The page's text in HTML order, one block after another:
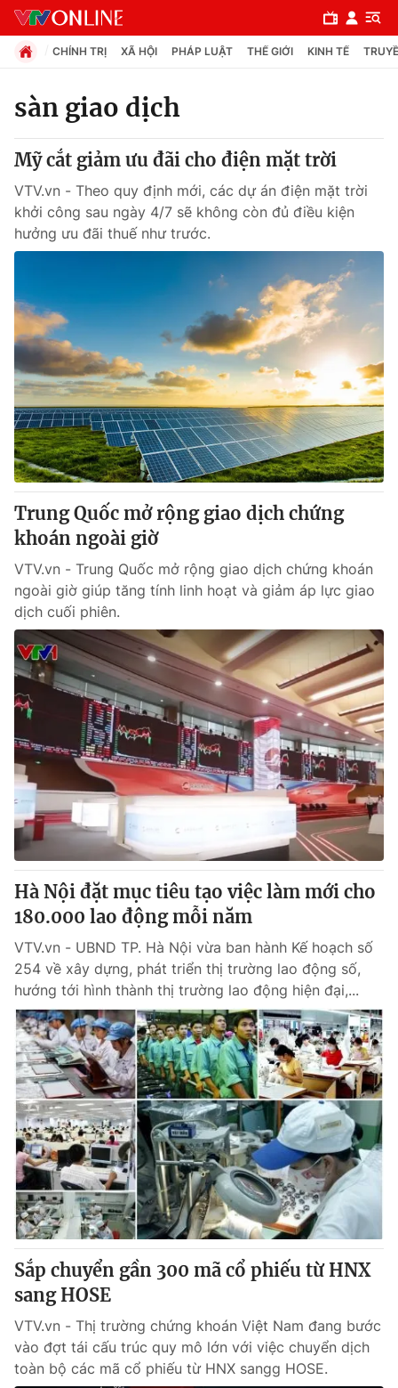
Chuyên mục
Xã hội
Y tế
Thế giới
Tin tức
Thế giới đó đây
Câu chuyện quốc tế
Kinh tế
Tài chính
Thị trường
Góc doanh nghiệp
Dữ liệu và đời sống
Truyền hình
Phim VTV
Hậu trường
Nhân vật
Khán giả
Giải sao mai
Giải trí
Điện ảnh
Âm nhạc
Sao
Đời sống
Du lịch
Làm đẹp
Chất lượng cuộc sống
Giáo dục
Tuyển sinh
Học trực tuyến
Công nghệ
Hitech Công nghệ tương lai
Sản phẩm
Thị trường
Tư vấn
Giao lưu trực tuyến
Lịch phát sóng
Chuyên mục khác
Emagazine Podcast
Photo Infographic
Video Shorts video
VTV Money VTV Thể thao
VTV Sức khoẻ Bất động sản
Thị trường 24h Tấm lòng Việt
VTV4 Vươn mình bằng AI
VTV9
Liên hệ tòa soạn English
CHÍNH TRỊ XÃ HỘI PHÁP LUẬT THẾ GIỚI KINH TẾ
sàn giao dịch
Mỹ cắt giảm ưu đãi cho điện mặt trời
VTV.vn - Theo quy định mới, các dự án điện mặt trời
khởi công sau ngày 4/7 sẽ không còn đủ điều kiện
hưởng ưu đãi thuế như trước.
Trung Quốc mở rộng giao dịch chứng
khoán ngoài giờ
VTV.vn - Trung Quốc mở rộng giao dịch chứng khoán
ngoài giờ giúp tăng tính linh hoạt và giảm áp lực giao
dịch cuối phiên.
Hà Nội đặt mục tiêu tạo việc làm mới cho
180.000 lao động mỗi năm
VTV.vn - UBND TP. Hà Nội vừa ban hành Kế hoạch số
254 về xây dựng, phát triển thị trường lao động số,
hướng tới hình thành thị trường lao động hiện đại,...
Sắp chuyển gần 300 mã cổ phiếu từ HNX
sang HOSE
VTV.vn - Thị trường chứng khoán Việt Nam đang bước
vào đợt tái cấu trúc quy mô lớn với việc chuyển dịch
toàn bộ các mã cổ phiếu từ HNX sangg HOSE.